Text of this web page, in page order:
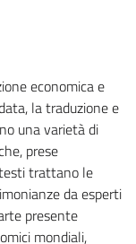
economica e
la traduzione e
una varietà di
prese
trattano le
da esperti
presente
mondiali,